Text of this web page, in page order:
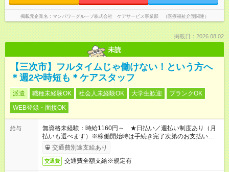
掲載元企業名 マンパワーグループ株式会社 ケアサービス事業部 （医療福祉介護関連）
掲載日：2026.08.02
未読
【三次市】フルタイムじゃ働けない！という方へ
＊週2や時短も＊ケアスタッフ
派遣 職種未経験OK 社会人未経験OK 大学生歓迎
ブランクOK
WEB登録・面接OK
給与
無資格未経験：時給1160円～ ★日払い／週払い制度あり（月
払いも選べます）※稼働開始時は手続き完了次第のお支払いとな
ります。
交通費別途支給あり
交通費 交通費全額支給※規定有